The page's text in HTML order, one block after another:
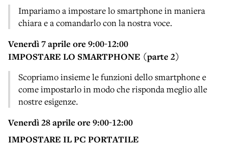
Impariamo a impostare lo smartphone in maniera
chiara e a comandarlo con la nostra voce.
Venerdì 7 aprile ore 9:00-12:00
IMPOSTARE LO SMARTPHONE (parte 2)
Scopriamo insieme le funzioni dello smartphone e
come impostarlo in modo che risponda meglio alle
nostre esigenze.
Venerdì 28 aprile ore 9:00-12:00
IMPOSTARE IL PC PORTATILE